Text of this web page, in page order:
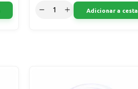
Adicionar a cesta